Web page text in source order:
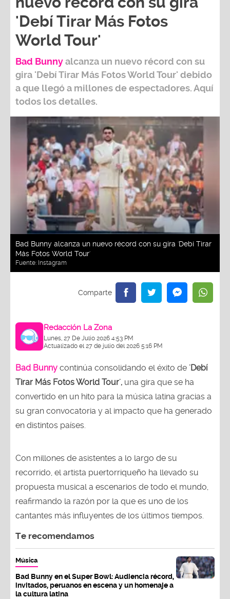
'Debí Tirar Más Fotos
World Tour'
Bad Bunnyalcanza un nuevo récord con su
gira 'Debí Tirar Más Fotos World Tour' debido
a que llegó a millones de espectadores. Aquí
todos los detalles.
Bad Bunny alcanza un nuevo récord con su gira 'Debí Tirar
Más Fotos World Tour'
Fuente: Instagram
Redacción La Zona
Lunes, 27 De Julio 2026 4:53 PM
Actualizado el 27 de julio del 2026 5:16 PM
Bad Bunny continúa consolidando el éxito de 'Debí
Tirar Más Fotos World Tour', una gira que se ha
convertido en un hito para la música latina gracias a
su gran convocatoria y al impacto que ha generado
en distintos países.
Con millones de asistentes a lo largo de su
recorrido, el artista puertorriqueño ha llevado su
propuesta musical a escenarios de todo el mundo,
reafirmando la razón por la que es uno de los
cantantes más influyentes de los últimos tiempos.
Te recomendamos
Música
Bad Bunny en el Super Bowl: Audiencia récord,
invitados, peruanos en escena y un homenaje a
la cultura latina